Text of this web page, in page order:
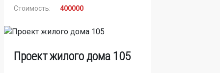
Стоимость: 400000
Проект жилого дома 105